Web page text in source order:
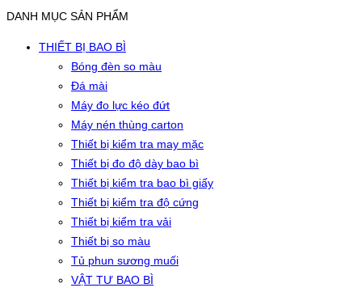
DANH MỤC SẢN PHẨM
THIẾT BỊ BAO BÌ
Bóng đèn so màu
Đá mài
Máy đo lực kéo đứt
Máy nén thùng carton
Thiết bị kiểm tra may mặc
Thiết bị đo độ dày bao bì
Thiết bị kiểm tra bao bì giấy
Thiết bị kiểm tra độ cứng
Thiết bị kiểm tra vải
Thiết bị so màu
Tủ phun sương muối
VẬT TƯ BAO BÌ